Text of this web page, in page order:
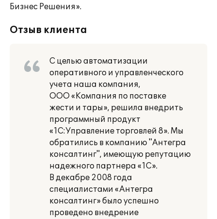
Бизнес Решения».
Отзыв клиента
С целью автоматизации
оперативного и управленческого
учета наша компания,
ООО «Компания по поставке
жести и тары», решила внедрить
программный продукт
«1С:Управление торговлей 8». Мы
обратились в компанию "Антегра
консалтинг", имеющую репутацию
надежного партнера «1С».
В декабре 2008 года
специалистами «Антегра
консалтинг» было успешно
проведено внедрение